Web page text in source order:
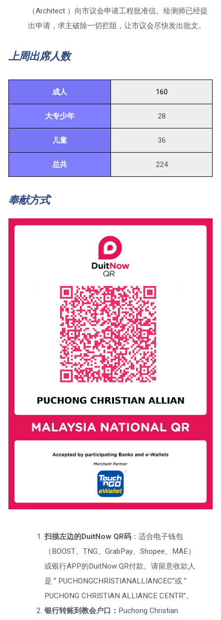
（Architect ）向市议会申请工程批准信。绘测师已经提
出申请，求主破除一切拦阻，让市议会尽快发出批文。
上周出席人数
成人 160
大专少年 28
儿童 36
总共 224
奉献方式
扫描左边的DuitNow QR码：适合电子钱包
（BOOST、TNG、GrabPay、Shopee、MAE）
或银行APP的DuitNow QR付款。请留意收款人
是 ” PUCHONGCHRISTIANALLIANCEC”或 ”
PUCHONG CHRISTIAN ALLIANCE CENTR”。
银行转账到教会户口： Puchong Christian